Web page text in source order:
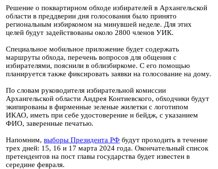
Решение о поквартирном обходе избирателей в Архангельской
области в преддверии дня голосования было принято
региональным избиркомом на минувшей неделе. Для этих
целей будут задействованы около 2800 членов УИК.
Специальное мобильное приложение будет содержать
маршруты обхода, перечень вопросов для общения с
избирателями, пояснили в облизбиркоме. С его помощью
планируется также фиксировать заявки на голосование на дому.
По словам руководителя избирательной комиссии
Архангельской области Андрея Контиевского, обходчики будут
экипированы в фирменные зеленые жилетки с логотипом
ИКАО, иметь при себе удостоверение и бейдж, с указанием
ФИО, заверенные печатью.
Напомним, выборы Президента РФ будут проходить в течение
трех дней: 15, 16 и 17 марта 2024 года. Окончательный список
претендентов на пост главы государства будет известен в
середине февраля.